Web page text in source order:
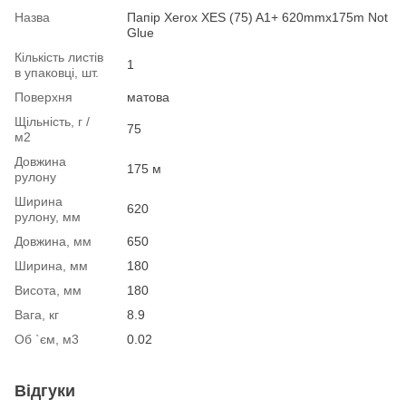
Назва
Папір Xerox XES (75) A1+ 620mmx175m Not
Glue
Кількість листів
в упаковці, шт.
1
Поверхня
матова
Щільність, г /
м2
75
Довжина
рулону
175 м
Ширина
рулону, мм
620
Довжина, мм
650
Ширина, мм
180
Висота, мм
180
Вага, кг
8.9
Об `єм, м3
0.02
Відгуки